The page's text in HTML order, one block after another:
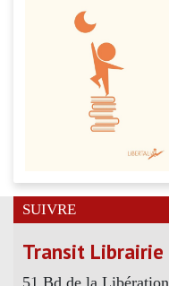
SUIVRE
Transit Librairie
51 Bd de la Libération